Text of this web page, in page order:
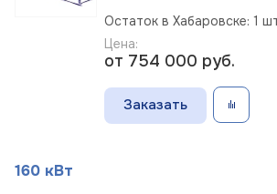
Остаток в Хабаровске: 1
Цена:
от 754 000 руб.
Заказать
160 кВт